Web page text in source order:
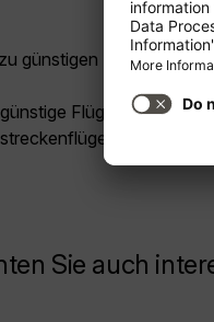
günstigen Preisen in
Flüge für die
Sie auch